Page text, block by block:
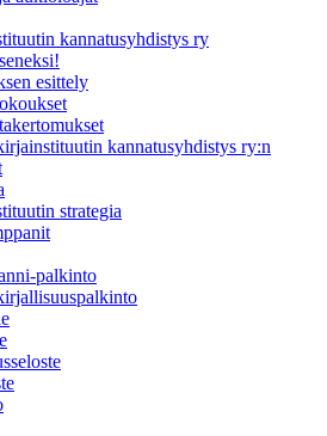
kannatusyhdistys ry
esittely
kannatusyhdistys ry:n
strategia
palkinto